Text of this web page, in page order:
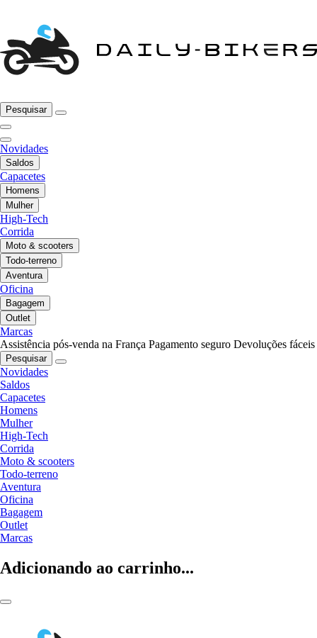
Pesquisar
Novidades
Saldos
Capacetes
Homens
Mulher
High-Tech
Corrida
Moto & scooters
Todo-terreno
Aventura
Oficina
Bagagem
Outlet
Marcas
Assistência pós-venda na França Pagamento seguro Devoluções fáceis
Pesquisar
Novidades
Saldos
Capacetes
Homens
Mulher
High-Tech
Corrida
Moto & scooters
Todo-terreno
Aventura
Oficina
Bagagem
Outlet
Marcas
Adicionando ao carrinho...